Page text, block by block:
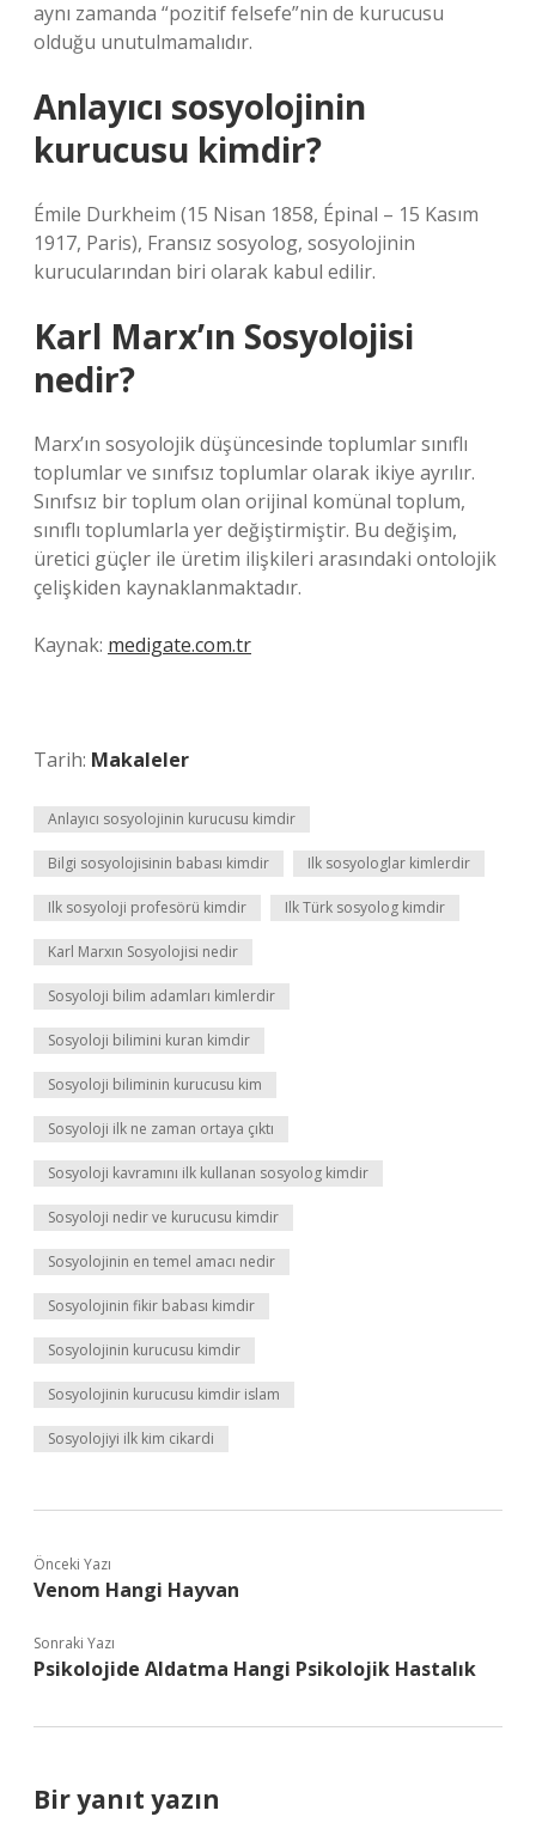
aynı zamanda “pozitif felsefe”nin de kurucusu
olduğu unutulmamalıdır.
Anlayıcı sosyolojinin
kurucusu kimdir?
Émile Durkheim (15 Nisan 1858, Épinal – 15 Kasım
1917, Paris), Fransız sosyolog, sosyolojinin
kurucularından biri olarak kabul edilir.
Karl Marx’ın Sosyolojisi
nedir?
Marx’ın sosyolojik düşüncesinde toplumlar sınıflı
toplumlar ve sınıfsız toplumlar olarak ikiye ayrılır.
Sınıfsız bir toplum olan orijinal komünal toplum,
sınıflı toplumlarla yer değiştirmiştir. Bu değişim,
üretici güçler ile üretim ilişkileri arasındaki ontolojik
çelişkiden kaynaklanmaktadır.
Kaynak: medigate.com.tr
Tarih: Makaleler
Anlayıcı sosyolojinin kurucusu kimdir
Bilgi sosyolojisinin babası kimdir Ilk sosyologlar kimlerdir
Ilk sosyoloji profesörü kimdir Ilk Türk sosyolog kimdir
Karl Marxın Sosyolojisi nedir
Sosyoloji bilim adamları kimlerdir
Sosyoloji bilimini kuran kimdir
Sosyoloji biliminin kurucusu kim
Sosyoloji ilk ne zaman ortaya çıktı
Sosyoloji kavramını ilk kullanan sosyolog kimdir
Sosyoloji nedir ve kurucusu kimdir
Sosyolojinin en temel amacı nedir
Sosyolojinin fikir babası kimdir
Sosyolojinin kurucusu kimdir
Sosyolojinin kurucusu kimdir islam
Sosyolojiyi ilk kim cikardi
Önceki Yazı
Venom Hangi Hayvan
Sonraki Yazı
Psikolojide Aldatma Hangi Psikolojik Hastalık
Bir yanıt yazın